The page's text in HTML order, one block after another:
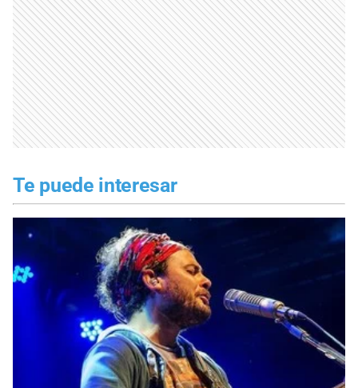
Te puede interesar